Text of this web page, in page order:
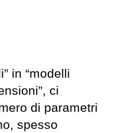
in “modelli
ci
di parametri
spesso